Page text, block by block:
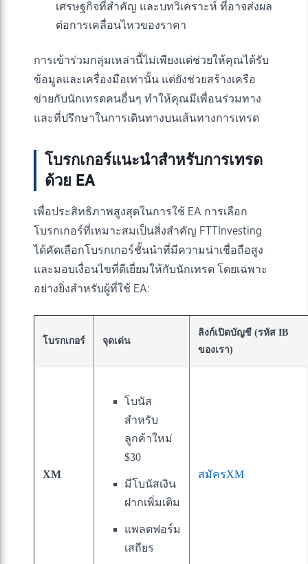
เศรษฐกิจที่สำคัญ และบทวิเคราะห์ ที่อาจส่งผล
ต่อการเคลื่อนไหวของราคา
การเข้าร่วมกลุ่มเหล่านี้ไม่เพียงแต่ช่วยให้คุณได้รับ
ข้อมูลและเครื่องมือเท่านั้น แต่ยังช่วยสร้างเครือ
ข่ายกับนักเทรดคนอื่นๆ ทำให้คุณมีเพื่อนร่วมทาง
และที่ปรึกษาในการเดินทางบนเส้นทางการเทรด
โบรกเกอร์แนะนำสำหรับการเทรด
ด้วย EA
เพื่อประสิทธิภาพสูงสุดในการใช้ EA การเลือก
โบรกเกอร์ที่เหมาะสมเป็นสิ่งสำคัญ FTTInvesting
ได้คัดเลือกโบรกเกอร์ชั้นนำที่มีความน่าเชื่อถือสูง
และมอบเงื่อนไขที่ดีเยี่ยมให้กับนักเทรด โดยเฉพาะ
อย่างยิ่งสำหรับผู้ที่ใช้ EA:
โบรกเกอร์ จุดเด่น
ลิงก์เปิดบัญชี (รหัส IB
ของเรา)
XM
โบนัส
สำหรับ
ลูกค้าใหม่
$30
มีโบนัสเงิน
ฝากเพิ่มเติม
แพลตฟอร์ม
เสถียร
สมัครXM